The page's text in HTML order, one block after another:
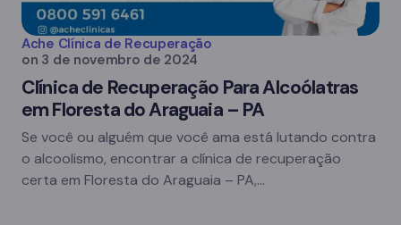
Ache Clínica de Recuperação
on 3 de novembro de 2024
Clínica de Recuperação Para Alcoólatras
em Floresta do Araguaia – PA
Se você ou alguém que você ama está lutando contra
o alcoolismo, encontrar a clínica de recuperação
certa em Floresta do Araguaia – PA,…